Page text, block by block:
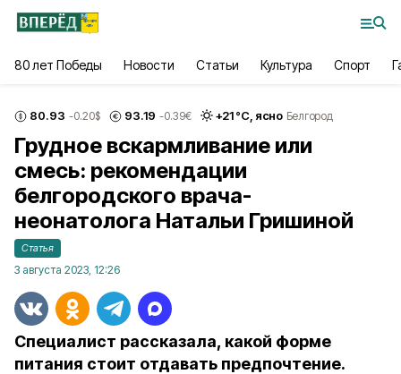
80 лет Победы Новости Статьи Культура Спорт
80.93 -0.20$ 93.19 -0.39€ +21°С, ясно Белгород
Грудное вскармливание или
смесь: рекомендации
белгородского врача-
неонатолога Натальи Гришиной
Статья
3 августа 2023, 12:26
Специалист рассказала, какой форме
питания стоит отдавать предпочтение.